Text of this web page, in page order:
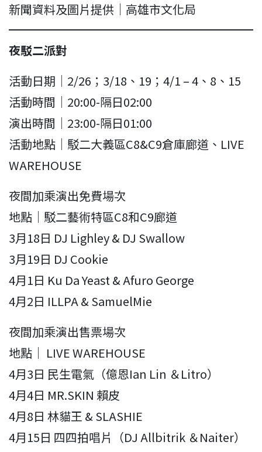
新聞資料及圖片提供｜高雄市文化局
夜駁二派對
活動日期｜2/26；3/18、19；4/1 – 4、8、15
活動時間｜20:00-隔日02:00
演出時間｜23:00-隔日01:00
活動地點｜駁二大義區C8&C9倉庫廊道、LIVE
WAREHOUSE
夜間加乘演出免費場次
地點｜駁二藝術特區C8和C9廊道
3月18日 DJ Lighley & DJ Swallow
3月19日 DJ Cookie
4月1日 Ku Da Yeast & Afuro George
4月2日 ILLPA & SamuelMie
夜間加乘演出售票場次
地點｜ LIVE WAREHOUSE
4月3日 民生電氣（億恩Ian Lin ＆Litro）
4月4日 MR.SKIN 賴皮
4月8日 林貓王 & SLASHIE
4月15日 四四拍唱片（DJ Allbitrik ＆Naiter）